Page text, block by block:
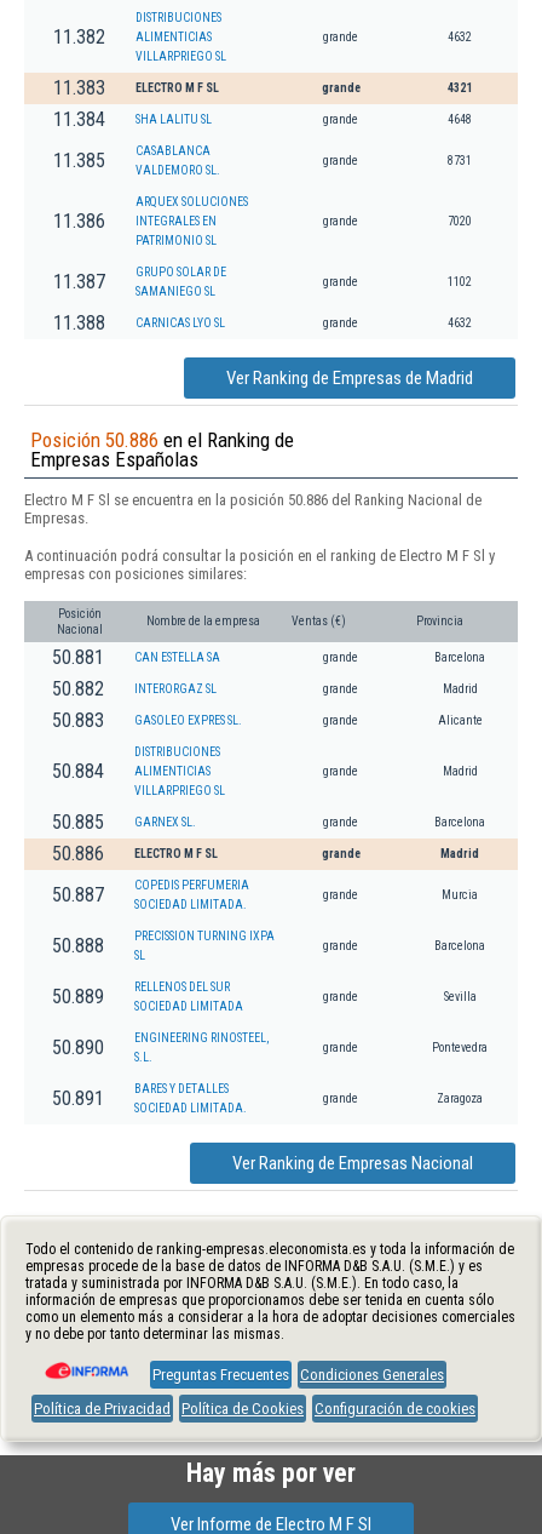
11.382
DISTRIBUCIONES
ALIMENTICIAS
VILLARPRIEGO SL
grande 4632
11.383 ELECTRO M F SL grande 4321
11.384 SHA LALITU SL grande 4648
11.385
CASABLANCA
VALDEMORO SL.
grande 8731
11.386
ARQUEX SOLUCIONES
INTEGRALES EN
PATRIMONIO SL
grande 7020
11.387
GRUPO SOLAR DE
SAMANIEGO SL
grande 1102
11.388 CARNICAS LYO SL grande 4632
Ver Ranking de Empresas de Madrid
Posición 50.886 en el Ranking de
Empresas Españolas
Electro M F Sl se encuentra en la posición 50.886 del Ranking Nacional de
Empresas.
A continuación podrá consultar la posición en el ranking de Electro M F Sl y
empresas con posiciones similares:
Posición
Nacional
Nombre de la empresa Ventas (€) Provincia
50.881 CAN ESTELLA SA grande Barcelona
50.882 INTERORGAZ SL grande Madrid
50.883 GASOLEO EXPRES SL. grande Alicante
50.884
DISTRIBUCIONES
ALIMENTICIAS
VILLARPRIEGO SL
grande Madrid
50.885 GARNEX SL. grande Barcelona
50.886 ELECTRO M F SL grande Madrid
50.887
COPEDIS PERFUMERIA
SOCIEDAD LIMITADA.
grande Murcia
50.888
PRECISSION TURNING IXPA
SL
grande Barcelona
50.889
RELLENOS DEL SUR
SOCIEDAD LIMITADA
grande Sevilla
50.890
ENGINEERING RINOSTEEL,
S.L.
grande Pontevedra
50.891
BARES Y DETALLES
SOCIEDAD LIMITADA.
grande Zaragoza
Ver Ranking de Empresas Nacional
Todo el contenido de ranking-empresas.eleconomista.es y toda la información de
empresas procede de la base de datos de INFORMA D&B S.A.U. (S.M.E.) y es
tratada y suministrada por INFORMA D&B S.A.U. (S.M.E.). En todo caso, la
información de empresas que proporcionamos debe ser tenida en cuenta sólo
como un elemento más a considerar a la hora de adoptar decisiones comerciales
y no debe por tanto determinar las mismas.
Preguntas Frecuentes Condiciones Generales
Política de Privacidad
Política de Cookies Configuración de cookies
Hay más por ver
Ver Informe de Electro M F Sl